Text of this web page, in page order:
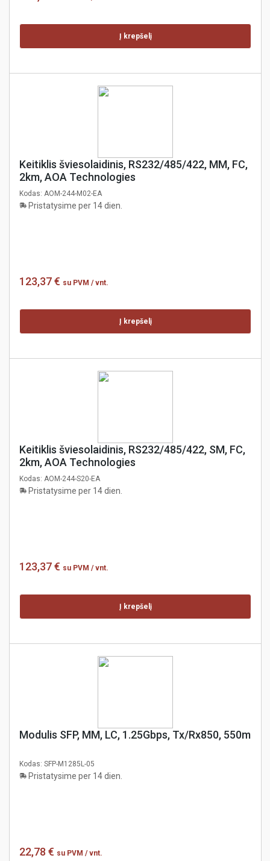
Į krepšelį
Keitiklis šviesolaidinis, RS232/485/422, MM, FC,
2km, AOA Technologies
Kodas: AOM-244-M02-EA
Pristatysime per 14 dien.
123,37 € su PVM / vnt.
Į krepšelį
Keitiklis šviesolaidinis, RS232/485/422, SM, FC,
2km, AOA Technologies
Kodas: AOM-244-S20-EA
Pristatysime per 14 dien.
123,37 € su PVM / vnt.
Į krepšelį
Modulis SFP, MM, LC, 1.25Gbps, Tx/Rx850, 550m
Kodas: SFP-M1285L-05
Pristatysime per 14 dien.
22,78 € su PVM / vnt.